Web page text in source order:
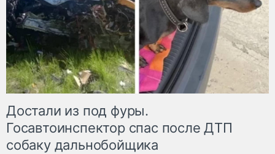
Достали из под фуры.
Госавтоинспектор спас после ДТП
собаку дальнобойщика